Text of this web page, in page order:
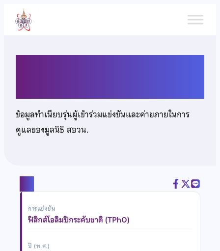
เนื้อหา
ข้อมูลทำเนียบรุ่นผู้เข้าร่วมแข่งขันและค่ายภายในการ
ดูแลของมูลนิธิ สอวน.
การแข่งขัน
ฟิสิกส์โอลิมปิกระดับชาติ (TPhO)
ปี (พ.ศ.)